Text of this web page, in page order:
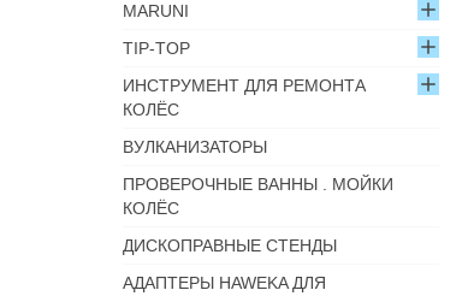
MARUNI
TIP-TOP
ИНСТРУМЕНТ ДЛЯ РЕМОНТА
КОЛЁС
ВУЛКАНИЗАТОРЫ
ПРОВЕРОЧНЫЕ ВАННЫ . МОЙКИ
КОЛЁС
ДИСКОПРАВНЫЕ СТЕНДЫ
АДАПТЕРЫ HAWEKA ДЛЯ